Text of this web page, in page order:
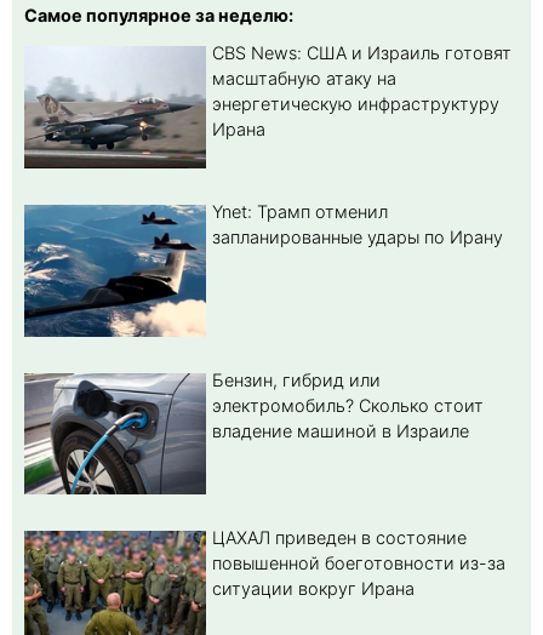
Самое популярное за неделю:
CBS News: США и Израиль готовят
масштабную атаку на
энергетическую инфраструктуру
Ирана
Ynet: Трамп отменил
запланированные удары по Ирану
Бензин, гибрид или
электромобиль? Cколько стоит
владение машиной в Израиле
ЦАХАЛ приведен в состояние
повышенной боеготовности из-за
ситуации вокруг Ирана